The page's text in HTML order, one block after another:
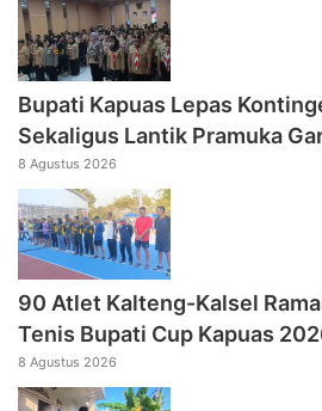
Bupati Kapuas Lepas
Sekaligus Lantik Pramuka
8 Agustus 2026
90 Atlet Kalteng-Kalsel
Tenis Bupati Cup Kapuas
8 Agustus 2026